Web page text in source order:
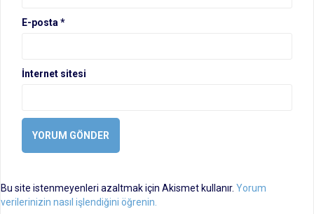
E-posta *
İnternet sitesi
Bu site istenmeyenleri azaltmak için Akismet kullanır. Yorum
verilerinizin nasıl işlendiğini öğrenin.